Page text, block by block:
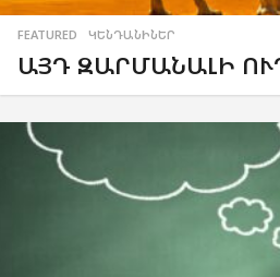
FEATURED ,ԿԵՆԴԱՆԻՆԵՐ
ԱՅԴ ԶԱՐՄԱՆԱԼԻ